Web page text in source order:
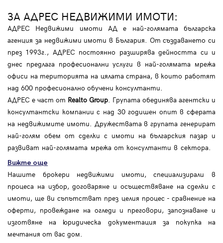
ЗА АДРЕС НЕДВИЖИМИ ИМОТИ:
АДРЕС Недвижими имоти АД е най-голямата българска
агенция за недвижими имоти в България. От създаването си
през 1993г., АДРЕС постоянно разширява дейността си и
днес предлага професионални услуги в най-голямата мрежа
офиси на територията на цялата страна, в които работят
над 600 професионално обучени консултанти.
АДРЕС е част от Realto Group . Групата обединява агентски и
консултантски компании с над 30 годишен опит в сферата
на недвижимите имоти. Дружествата в групата генерират
най-голям обем от сделки с имоти на българския пазар и
развиват най-голямата мрежа от консултанти в сектора.
Вижте още
Нашите брокери недвижими имоти, специализирали в
процеса на избор, договаряне и осъществяване на сделки с
имоти, ще ви съпътстват през целия процес - сравнение на
оферти, провеждане на огледи и преговори, запознаване и
изготвяне на юридическа документация за покупка на
мечтания от вас дом.